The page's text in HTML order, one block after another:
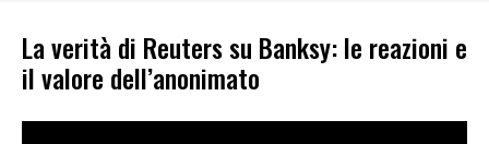
La verità di Reuters su Banksy: le reazioni e
il valore dell’anonimato